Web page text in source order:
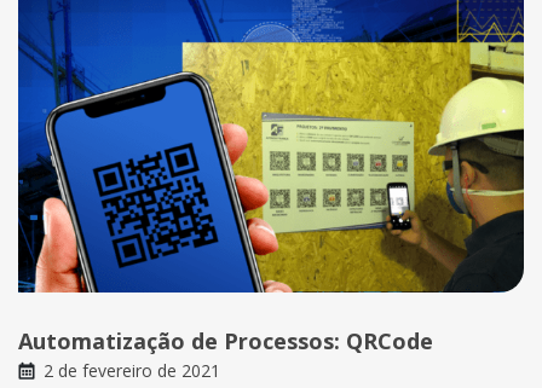
Automatização de Processos: QRCode
2 de fevereiro de 2021